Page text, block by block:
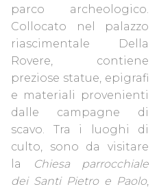
parco archeologico.
Collocato nel palazzo
riascimentale Della
Rovere, contiene
preziose statue, epigrafi
e materiali provenienti
dalle campagne di
scavo. Tra i luoghi di
culto, sono da visitare
la
Chiesa parrocchiale
dei Santi Pietro e Paolo,